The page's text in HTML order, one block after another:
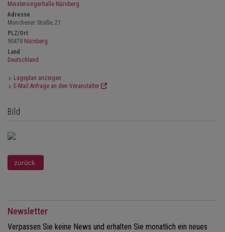
Meistersingerhalle Nürnberg
Adresse
Münchener Straße, 21
PLZ/Ort
90478 Nürnberg
Land
Deutschland
Lageplan anzeigen
E-Mail Anfrage an den Veranstalter
Bild
Newsletter
Verpassen Sie keine News und erhalten Sie monatlich ein neues